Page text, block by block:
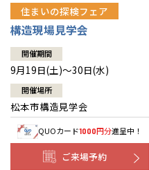
住まいの探検フェア
構造現場見学会
開催期間
9月19日(土)～30日(水)
開催場所
松本市構造見学会
QUOカード1000円分進呈中！
ご来場予約